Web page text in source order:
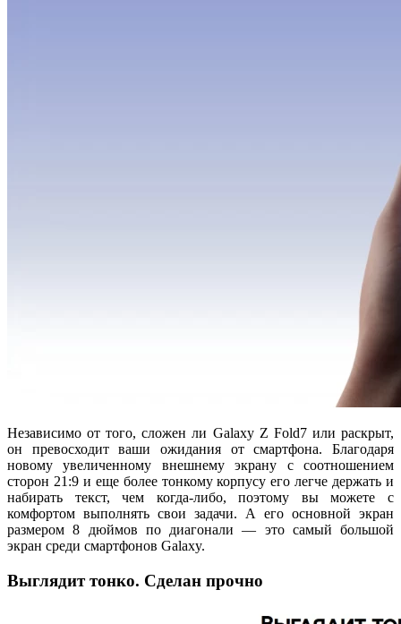
Независимо от того, сложен ли Galaxy Z Fold7 или раскрыт,
он превосходит ваши ожидания от смартфона. Благодаря
новому увеличенному внешнему экрану с соотношением
сторон 21:9 и еще более тонкому корпусу его легче держать и
набирать текст, чем когда-либо, поэтому вы можете с
комфортом выполнять свои задачи. А его основной экран
размером 8 дюймов по диагонали — это самый большой
экран среди смартфонов Galaxy.
Выглядит тонко. Сделан прочно